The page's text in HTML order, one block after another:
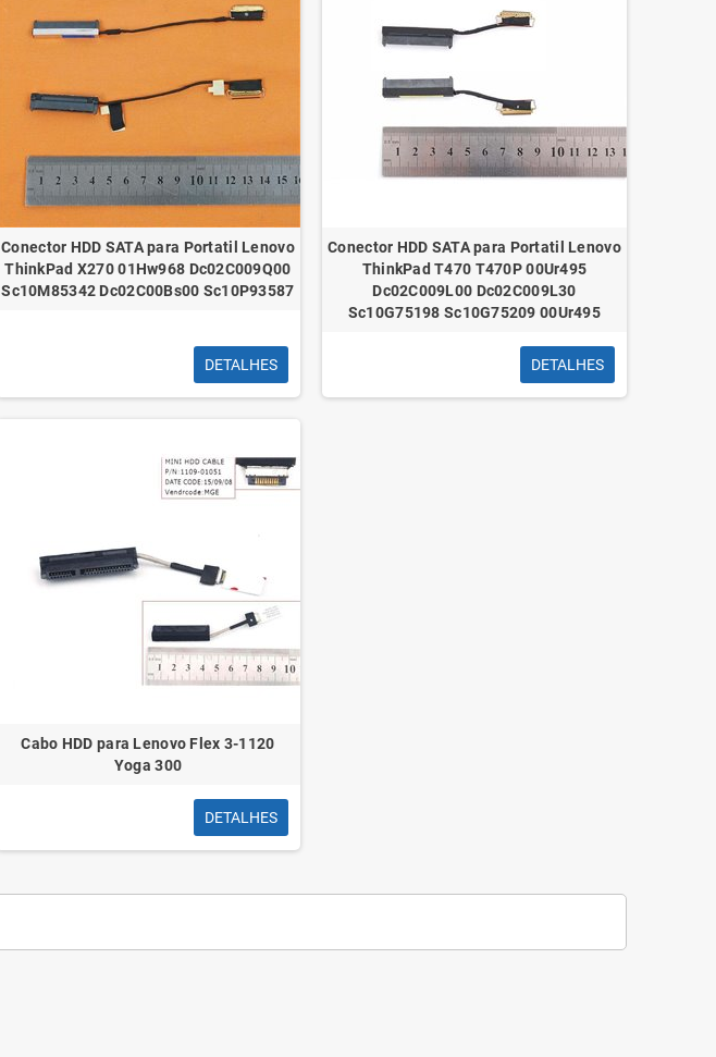
Conector HDD SATA para Portatil Lenovo
ThinkPad X270 01Hw968 Dc02C009Q00
Sc10M85342 Dc02C00Bs00 Sc10P93587
DETALHES
Conector HDD SATA para Portatil Lenovo
ThinkPad T470 T470P 00Ur495
Dc02C009L00 Dc02C009L30
Sc10G75198 Sc10G75209 00Ur495
DETALHES
Cabo HDD para Lenovo Flex 3-1120
Yoga 300
DETALHES